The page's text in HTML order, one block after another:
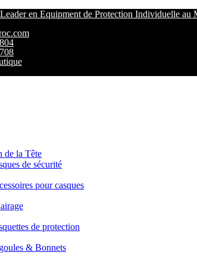
en Equipment de Protection Individuelle au
de la Tête
de sécurité
pour casques
de protection
& Bonnets